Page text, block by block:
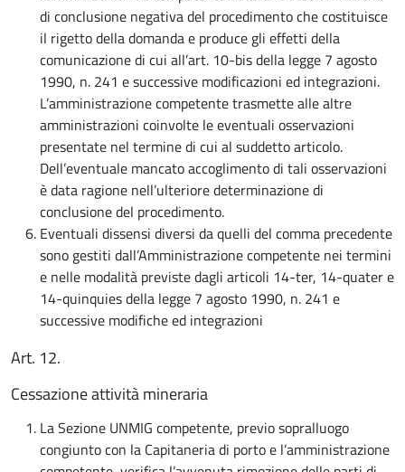
di conclusione negativa del procedimento che costituisce
il rigetto della domanda e produce gli effetti della
comunicazione di cui all’art. 10-bis della legge 7 agosto
1990, n. 241 e successive modificazioni ed integrazioni.
L’amministrazione competente trasmette alle altre
amministrazioni coinvolte le eventuali osservazioni
presentate nel termine di cui al suddetto articolo.
Dell’eventuale mancato accoglimento di tali osservazioni
è data ragione nell’ulteriore determinazione di
conclusione del procedimento.
Eventuali dissensi diversi da quelli del comma precedente
sono gestiti dall’Amministrazione competente nei termini
e nelle modalità previste dagli articoli 14-ter, 14-quater e
14-quinquies della legge 7 agosto 1990, n. 241 e
successive modifiche ed integrazioni
Art. 12.
Cessazione attività mineraria
La Sezione UNMIG competente, previo sopralluogo
congiunto con la Capitaneria di porto e l’amministrazione